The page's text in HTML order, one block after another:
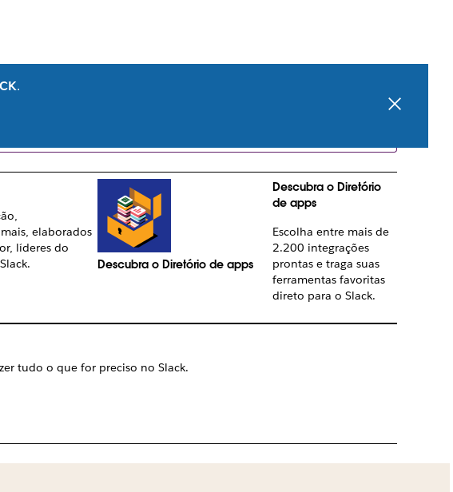
.
aproveitar ao máximo o Slack.
elaborados
líderes do
Descubra o Diretório de apps
Descubra o Diretório
de apps
Escolha entre mais de
2.200 integrações
prontas e traga suas
ferramentas favoritas
direto para o Slack.
tudo o que for preciso no Slack.